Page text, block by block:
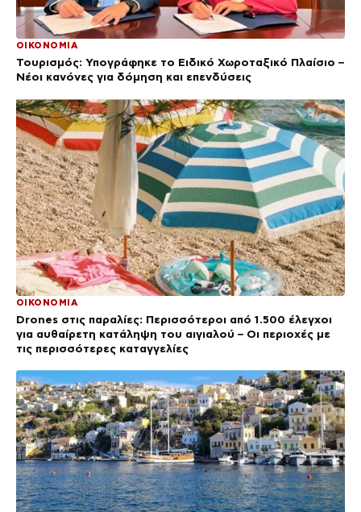
ΟΙΚΟΝΟΜΙΑ
Τουρισμός: Υπογράφηκε το Ειδικό Χωροταξικό Πλαίσιο –
Νέοι κανόνες για δόμηση και επενδύσεις
ΟΙΚΟΝΟΜΙΑ
Drones στις παραλίες: Περισσότεροι από 1.500 έλεγχοι
για αυθαίρετη κατάληψη του αιγιαλού – Οι περιοχές με
τις περισσότερες καταγγελίες